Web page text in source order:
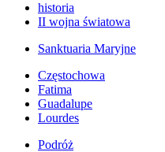
historia
II wojna światowa
Sanktuaria Maryjne
Częstochowa
Fatima
Guadalupe
Lourdes
Podróż